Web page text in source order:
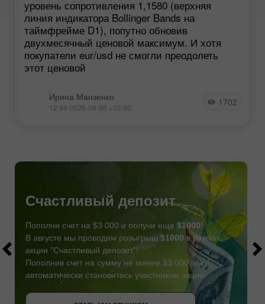
уровень сопротивления 1,1580 (верхняя
линия индикатора Bollinger Bands на
таймфрейме D1), попутно обновив
двухмесячный ценовой максимум. И хотя
покупатели eur/usd не смогли преодолеть
этот ценовой
Ирина Манзенко
12:49 2026-08-08 +02:00 1702
СТАТЬ УЧАСТНИКОМ
Счастливый депозит
Пополни счет на $3 000 и получи еще $1000!
В августе мы проводим розыгрыш $1000 в рамках
акции "Счастливый депозит"!
Пополнив счет на сумму не менее $3 000, вы
автоматически становитесь участником акции.
ПОЛУЧИТЬ БОНУС